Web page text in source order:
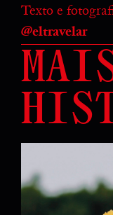
Texto e
@eltravelar